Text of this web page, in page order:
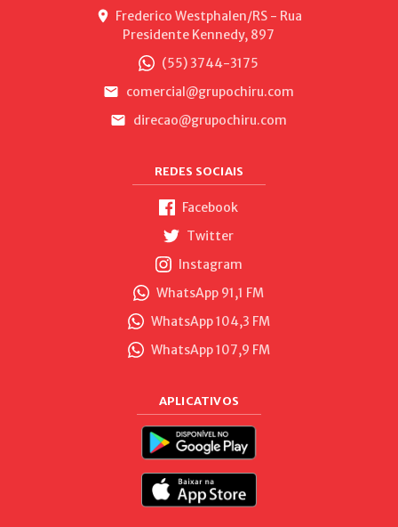
Frederico Westphalen/RS - Rua
Presidente Kennedy, 897
(55) 3744-3175
comercial@grupochiru.com
direcao@grupochiru.com
REDES SOCIAIS
Facebook
Twitter
Instagram
WhatsApp 91,1 FM
WhatsApp 104,3 FM
WhatsApp 107,9 FM
APLICATIVOS